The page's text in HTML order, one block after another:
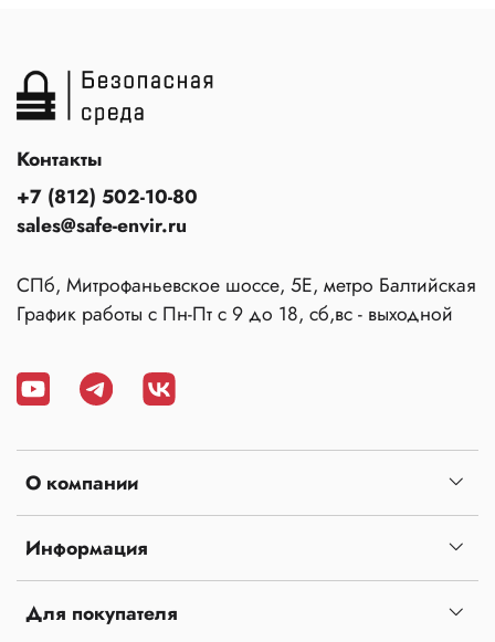
О компании
Информация
Для покупателя
Контакты
+7 (812) 502-10-80
sales@safe-envir.ru
СПб, Митрофаньевское шоссе, 5Е, метро Балтийская
График работы с Пн-Пт с 9 до 18, сб,вс - выходной